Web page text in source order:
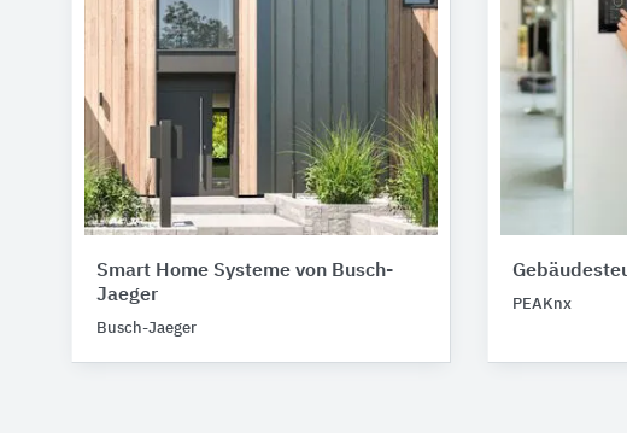
Smart Home Systeme von Busch-
Jaeger
Busch-Jaeger
PEAKnx